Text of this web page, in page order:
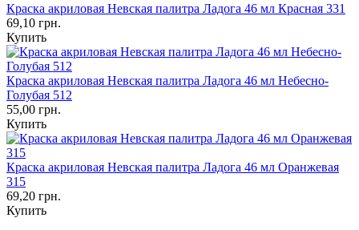
Краска акриловая Невская палитра Ладога 46 мл Красная 331
69,10 грн.
Купить
Краска акриловая Невская палитра Ладога 46 мл Небесно-
Голубая 512
55,00 грн.
Купить
Краска акриловая Невская палитра Ладога 46 мл Оранжевая
315
69,20 грн.
Купить